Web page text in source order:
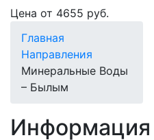
Цена от 4655 руб.
Главная
Направления
Минеральные Воды
– Былым
Информация